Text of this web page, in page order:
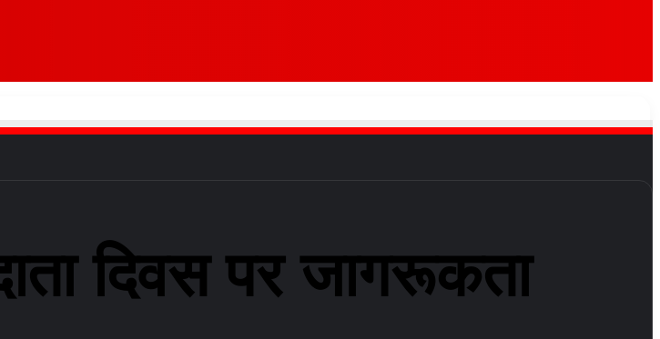
दिवस पर जागरूकता